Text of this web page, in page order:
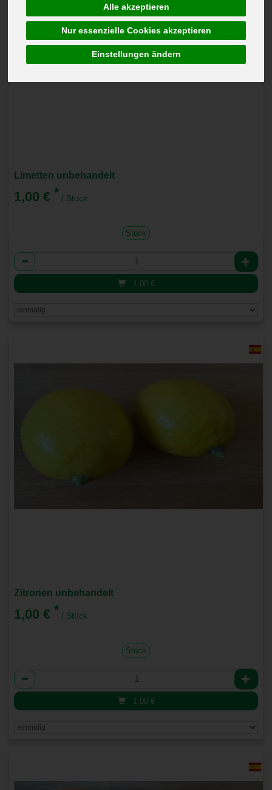
Alle akzeptieren
Nur essenzielle Cookies akzeptieren
Einstellungen ändern
Limetten unbehandelt
1,00 € * / Stück
Stück
Anzahl
1,00 €
Zitronen unbehandelt
1,00 € * / Stück
Stück
Anzahl
1,00 €